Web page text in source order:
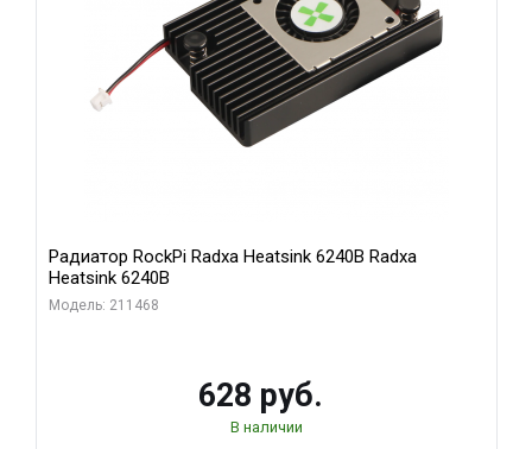
Радиатор RockPi Radxa Heatsink 6240B Radxa
Heatsink 6240B
Модель: 211468
628 руб.
В наличии